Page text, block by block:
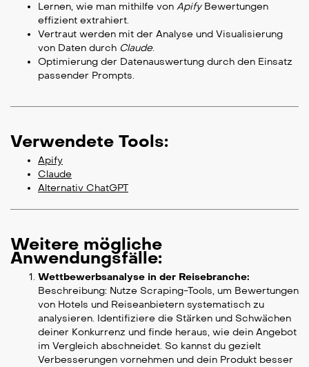
Lernen, wie man mithilfe von ApifyBewertungen
effizient extrahiert.
Vertraut werden mit der Analyse und Visualisierung
von Daten durch Claude.
Optimierung der Datenauswertung durch den Einsatz
passender Prompts.
Verwendete Tools:
Apify
Claude
Alternativ ChatGPT
Weitere mögliche
Anwendungsfälle:
Wettbewerbsanalyse in der Reisebranche:
Beschreibung: Nutze Scraping-Tools, um Bewertungen
von Hotels und Reiseanbietern systematisch zu
analysieren. Identifiziere die Stärken und Schwächen
deiner Konkurrenz und finde heraus, wie dein Angebot
im Vergleich abschneidet. So kannst du gezielt
Verbesserungen vornehmen und dein Produkt besser